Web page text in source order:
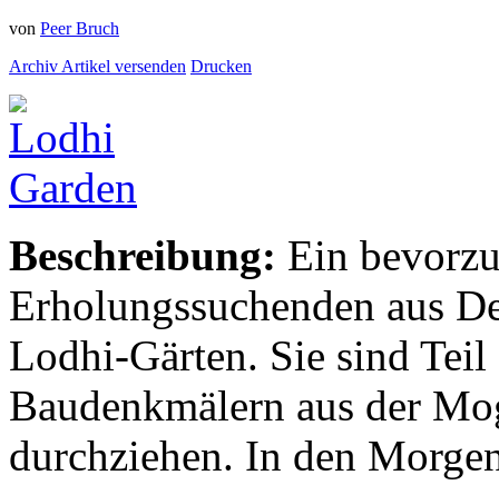
von Peer Bruch
Archiv Artikel versenden Drucken
Beschreibung: Ein
Erholungssuchenden aus
Lodhi-Gärten. Sie sind
Baudenkmälern aus der
durchziehen. In den